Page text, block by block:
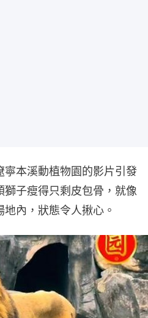
本溪動植物園的影片引發
子瘦得只剩皮包骨，就像
內，狀態令人揪心。